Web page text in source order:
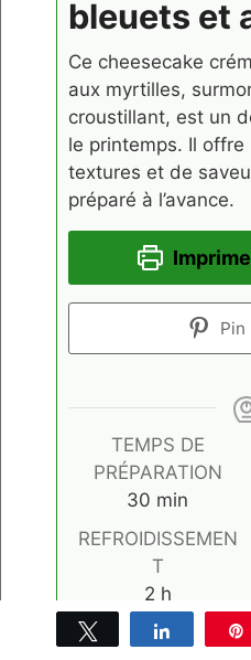
bleuets et
Ce cheesecake
aux myrtilles,
croustillant, est un
le printemps. Il
textures et de
préparé à l’avance.
Pin
TEMPS DE
PRÉPARATION
30 minutes
min
REFROIDISSEMEN
T
2heures
h
Tweetez Partagez